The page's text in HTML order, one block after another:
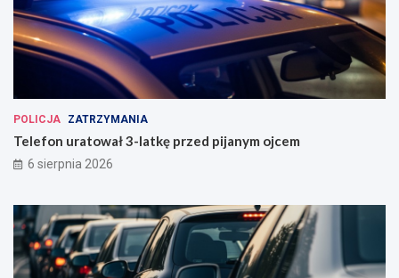
POLICJA ZATRZYMANIA
Telefon uratował 3-latkę przed pijanym ojcem
6 sierpnia 2026